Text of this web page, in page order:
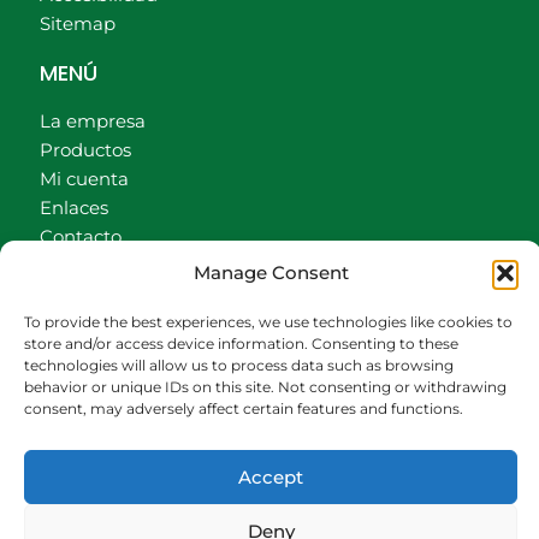
Manage Consent
To provide the best experiences, we use technologies like cookies to
store and/or access device information. Consenting to these
technologies will allow us to process data such as browsing
behavior or unique IDs on this site. Not consenting or withdrawing
consent, may adversely affect certain features and functions.
Accept
Deny
Sitemap
MENÚ
La empresa
Productos
Mi cuenta
Enlaces
Contacto
CONTACTO
942540013
696426646
609472979
comercial@bediaycabarga.com
Fdez. Hontoria 20. Astillero. 39610 Cantabria